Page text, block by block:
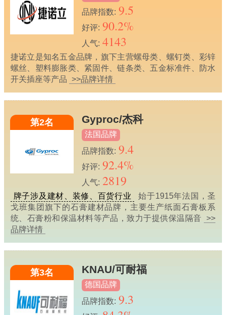
品牌指数: 9.5
好评: 90.2%
人气: 4143
捷诺立是知名五金品牌，旗下主营螺母类、螺钉类、彩锌
螺丝、塑料膨胀类、紧固件、链条类、五金标准件、防水
开关插座等产品 >>品牌详情
第2名 Gyproc/杰科
法国品牌
品牌指数: 9.4
好评: 92.4%
人气: 2819
牌子涉及建材、装修、百货行业
始于1915年法国，圣
戈班集团旗下的石膏建材品牌，主要生产纸面石膏板系
统、石膏粉和保温材料等产品，致力于提供保温隔音 >>
品牌详情
第3名 KNAU/可耐福
德国品牌
品牌指数: 9.3